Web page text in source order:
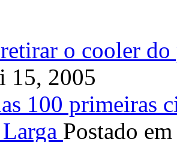
o cooler do
15, 2005
100 primeiras
Postado